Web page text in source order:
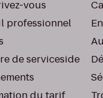
vous
professionnel
de serviceside